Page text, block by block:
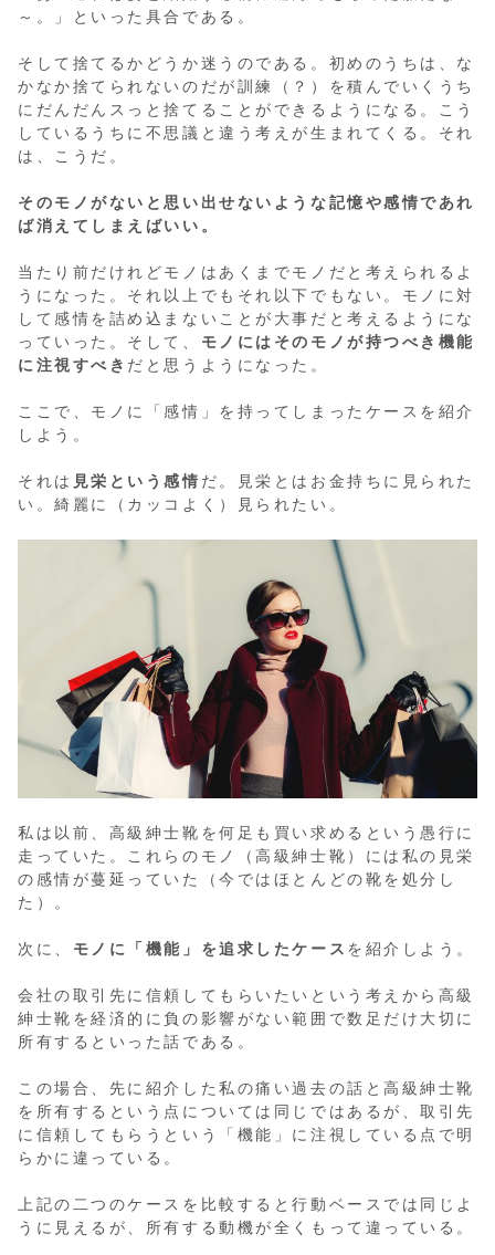
～。」といった具合である。
そして捨てるかどうか迷うのである。初めのうちは、な
かなか捨てられないのだが訓練（？）を積んでいくうち
にだんだんスっと捨てることができるようになる。こう
しているうちに不思議と違う考えが生まれてくる。それ
は、こうだ。
そのモノがないと思い出せないような記憶や感情であれ
ば消えてしまえばいい。
当たり前だけれどモノはあくまでモノだと考えられるよ
うになった。それ以上でもそれ以下でもない。モノに対
して感情を詰め込まないことが大事だと考えるようにな
っていった。そして、 モノにはそのモノが持つべき機能
に注視すべき だと思うようになった。
ここで、モノに「感情」を持ってしまったケースを紹介
しよう。
それは 見栄という感情 だ。見栄とはお金持ちに見られた
い。綺麗に（カッコよく）見られたい。
私は以前、高級紳士靴を何足も買い求めるという愚行に
走っていた。これらのモノ（高級紳士靴）には私の見栄
の感情が蔓延っていた（今ではほとんどの靴を処分し
た）。
次に、 モノに「機能」を追求したケース を紹介しよう。
会社の取引先に信頼してもらいたいという考えから高級
紳士靴を経済的に負の影響がない範囲で数足だけ大切に
所有するといった話である。
この場合、先に紹介した私の痛い過去の話と高級紳士靴
を所有するという点については同じではあるが、取引先
に信頼してもらうという「機能」に注視している点で明
らかに違っている。
上記の二つのケースを比較すると行動ベースでは同じよ
うに見えるが、所有する動機が全くもって違っている。